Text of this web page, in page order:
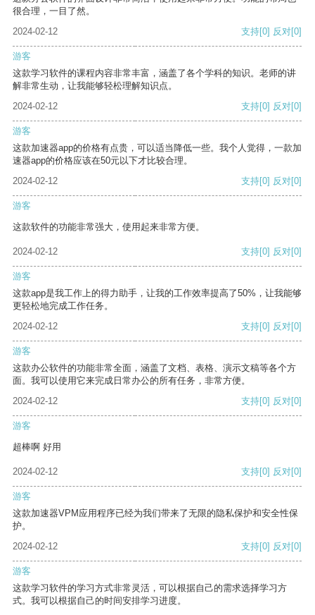
很合理，一目了然。
2024-02-12
支持[0] 反对[0]
游客
这款学习软件的课程内容非常丰富，涵盖了各个学科的知识。老师的讲
解非常生动，让我能够轻松理解知识点。
2024-02-12
支持[0] 反对[0]
游客
这款加速器app的价格有点贵，可以适当降低一些。我个人觉得，一款加
速器app的价格应该在50元以下才比较合理。
2024-02-12
支持[0] 反对[0]
游客
这款软件的功能非常强大，使用起来非常方便。
2024-02-12 支持[0] 反对[0]
游客
这款app是我工作上的得力助手，让我的工作效率提高了50%，让我能够
更轻松地完成工作任务。
2024-02-12
支持[0] 反对[0]
游客
这款办公软件的功能非常全面，涵盖了文档、表格、演示文稿等各个方
面。我可以使用它来完成日常办公的所有任务，非常方便。
2024-02-12
支持[0] 反对[0]
游客
超棒啊 好用
2024-02-12 支持[0] 反对[0]
游客
这款加速器VPM应用程序已经为我们带来了无限的隐私保护和安全性保
护。
2024-02-12
支持[0] 反对[0]
游客
这款学习软件的学习方式非常灵活，可以根据自己的需求选择学习方
式。我可以根据自己的时间安排学习进度。